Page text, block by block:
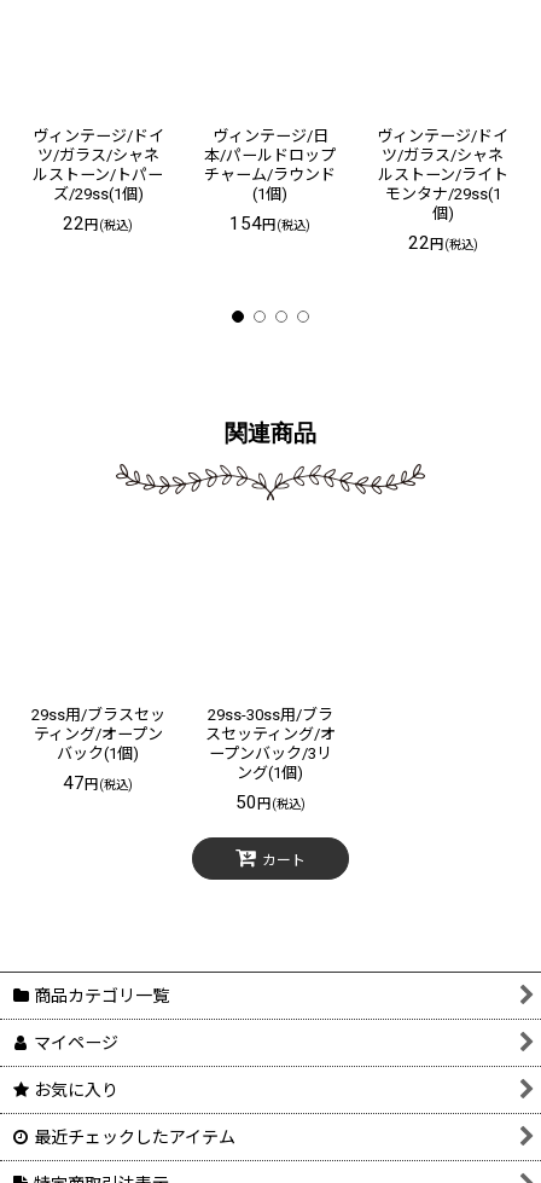
ヴィンテージ/ドイ
ツ/ガラス/シャネ
ルストーン/トパー
ズ/29ss(1個)
22円(税込)
ヴィンテージ/日
本/パールドロップ
チャーム/ラウンド
(1個)
154円(税込)
ヴィンテージ/ドイ
ツ/ガラス/シャネ
ルストーン/ライト
モンタナ/29ss(1
個)
22円(税込)
関連商品
29ss用/ブラスセッ
ティング/オープン
バック(1個)
47円(税込)
29ss-30ss用/ブラ
スセッティング/オ
ープンバック/3リ
ング(1個)
50円(税込)
カート
商品カテゴリ一覧
マイページ
お気に入り
最近チェックしたアイテム